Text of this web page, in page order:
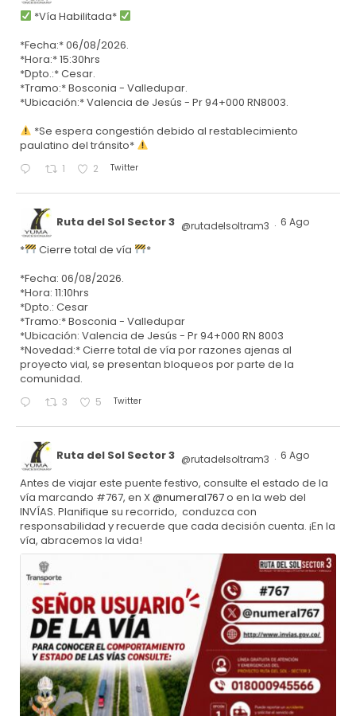
*Vía Habilitada*
*Fecha:* 06/08/2026.
*Hora:* 15:30hrs
*Dpto.:* Cesar.
*Tramo:* Bosconia - Valledupar.
*Ubicación:* Valencia de Jesús - Pr 94+000 RN8003.
*Se espera congestión debido al restablecimiento
paulatino del tránsito*
1 2 Twitter
Ruta del Sol Sector 3 @rutadelsoltram3 · 6 Ago
* Cierre total de vía
*
*Fecha: 06/08/2026.
*Hora: 11:10hrs
*Dpto.: Cesar
*Tramo:* Bosconia - Valledupar
*Ubicación: Valencia de Jesús - Pr 94+000 RN 8003
*Novedad:* Cierre total de vía por razones ajenas al
proyecto vial, se presentan bloqueos por parte de la
comunidad.
3 5 Twitter
Ruta del Sol Sector 3 @rutadelsoltram3 · 6 Ago
Antes de viajar este puente festivo, consulte el estado de la
vía marcando #767, en X@numeral767o en la web del
INVÍAS. Planifique su recorrido, conduzca con
responsabilidad y recuerde que cada decisión cuenta. ¡En la
vía, abracemos la vida!